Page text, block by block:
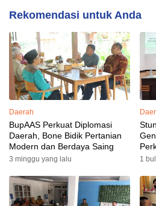
Rekomendasi untuk Anda
Daerah
BupAAS Perkuat Diplomasi
Daerah, Bone Bidik Pertanian
Modern dan Berdaya Saing
3 minggu yang lalu 1